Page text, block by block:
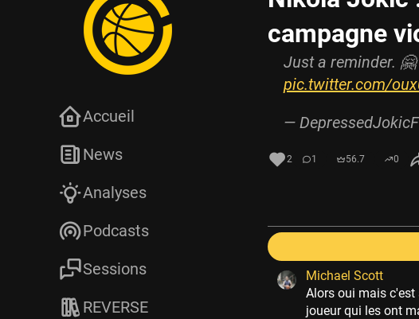
campagne
Just a reminder. 🤗
pic.twitter.com/
—
2 1 56.7 0
Michael Scott
Alors oui mais
joueur qui les ont
Accueil
News
Analyses
Podcasts
Sessions
REVERSE